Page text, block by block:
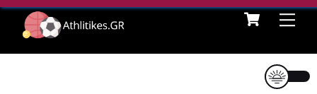
Skip
content
Cart